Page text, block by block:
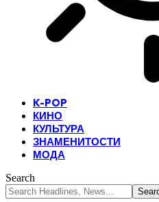
K-POP
КИНО
КУЛЬТУРА
ЗНАМЕНИТОСТИ
МОДА
Search